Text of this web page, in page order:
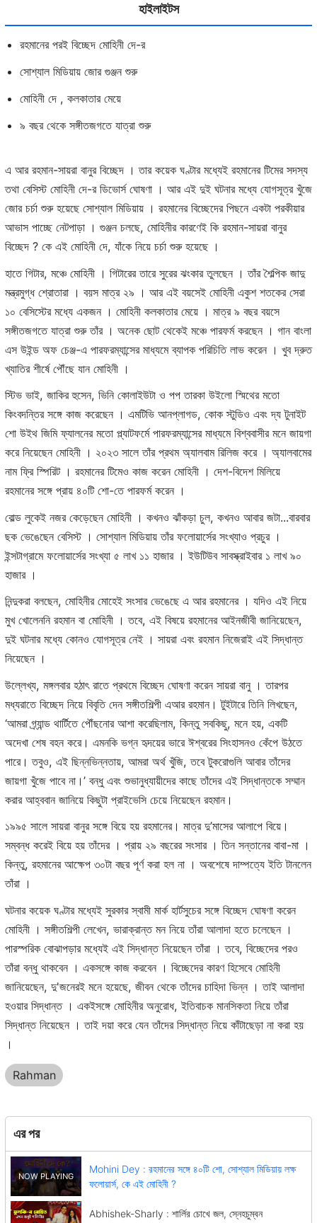
হাইলাইটস
রহমানের পরই বিচ্ছেদ মোহিনী দে-র
সোশ্যাল মিডিয়ায় জোর গুঞ্জন শুরু
মোহিনী দে , কলকাতার মেয়ে
৯ বছর থেকে সঙ্গীতজগতে যাত্রা শুরু
এ আর রহমান-সায়রা বানুর বিচ্ছেদ । তার কয়েক ঘণ্টার মধ্যেই রহমানের টিমের সদস্য
তথা বেসিস্ট মোহিনী দে-র ডিভোর্স ঘোষণা । আর এই দুই ঘটনার মধ্যে যোগসূত্র খুঁজে
জোর চর্চা শুরু হয়েছে সোশ্যাল মিডিয়ায় । রহমানের বিচ্ছেদের পিছনে একটা পরকীয়ার
আভাস পাচ্ছে নেটপাড়া । গুঞ্জন চলছে, মোহিনীর কারণেই কি রহমান-সায়রা বানুর
বিচ্ছেদ ? কে এই মোহিনী দে, যাঁকে নিয়ে চর্চা শুরু হয়েছে ।
হাতে গিটার, মঞ্চে মোহিনী । গিটারের তারে সুরের ঝংকার তুলছেন । তাঁর শৈল্পিক জাদু
মন্ত্রমুগ্ধ শ্রোতারা । বয়স মাত্র ২৯ । আর এই বয়সেই মোহিনী একুশ শতকের সেরা
১০ বেসিস্টের মধ্যে একজন । মোহিনী কলকাতার মেয়ে । মাত্র ৯ বছর বয়সে
সঙ্গীতজগতে যাত্রা শুরু তাঁর । অনেক ছোট থেকেই মঞ্চে পারফর্ম করছেন । গান বাংলা
এস উইন্ড অফ চেঞ্জ-এ পারফরম্যান্সের মাধ্যমে ব্যাপক পরিচিতি লাভ করেন । খুব দ্রুত
খ্যাতির শীর্ষে পৌঁছে যান মোহিনী ।
স্টিভ ভাই, জাকির হুসেন, ভিনি কোলাইউটা ও পপ তারকা উইলো স্মিথের মতো
কিংবদন্তির সঙ্গে কাজ করেছেন । এমটিভি আনপ্লাগড, কোক স্টুডিও এবং দ্য টুনাইট
শো উইথ জিমি ফ্যালনের মতো প্ল্যাটফর্মে পারফরম্যান্সের মাধ্যমে বিশ্ববাসীর মনে জায়গা
করে নিয়েছেন মোহিনী । ২০২৩ সালে তাঁর প্রথম অ্যালবাম রিলিজ করে । অ্যালবামের
নাম ফ্রি স্পিরিট । রহমানের টিমেও কাজ করেন মোহিনী । দেশ-বিদেশ মিলিয়ে
রহমানের সঙ্গে প্রায় ৪০টি শো-তে পারফর্ম করেন ।
বোল্ড লুকেই নজর কেড়েছেন মোহিনী । কখনও ঝাঁকড়া চুল, কখনও আবার জটা...বারবার
ছক ভেঙেছেন বেসিস্ট । সোশ্যাল মিডিয়ায় তাঁর ফলোয়ার্সের সংখ্যাও প্রচুর ।
ইন্সটাগ্রামে ফলোয়ার্সের সংখ্যা ৫ লাখ ১১ হাজার । ইউটিউব সাবস্ক্রাইবার ১ লাখ ৯০
হাজার ।
নিন্দুকরা বলছেন, মোহিনীর মোহেই সংসার ভেঙেছে এ আর রহমানের । যদিও এই নিয়ে
মুখ খোলেননি রহমান বা মোহিনী । তবে, এই বিষয়ে রহমানের আইনজীবী জানিয়েছেন,
দুই ঘটনার মধ্যে কোনও যোগসূত্র নেই । সায়রা এবং রহমান নিজেরাই এই সিদ্ধান্ত
নিয়েছেন ।
উল্লেখ্য, মঙ্গলবার হঠাৎ রাতে প্রথমে বিচ্ছেদ ঘোষণা করেন সায়রা বানু । তারপর
মধ্যরাতে বিচ্ছেদ নিয়ে বিবৃতি দেন সঙ্গীতশিল্পী এআর রহমান। টুইটারে তিনি লিখছেন,
‘আমরা গ্র্যান্ড থার্টিতে পৌঁছনোর আশা করেছিলাম, কিন্তু সবকিছু, মনে হয়, একটি
অদেখা শেষ বহন করে। এমনকি ভগ্ন হৃদয়ের ভারে ঈশ্বরের সিংহাসনও কেঁপে উঠতে
পারে। তবুও, এই ছিন্নভিন্নতায়, আমরা অর্থ খুঁজি, তবে টুকরোগুলি আবার তাঁদের
জায়গা খুঁজে পাবে না।’ বন্ধু এবং শুভানুধ্যায়ীদের কাছে তাঁদের এই সিদ্ধান্তকে সম্মান
করার আহ্ববান জানিয়ে কিছুটা প্রাইভেসি চেয়ে নিয়েছেন রহমান।
১৯৯৫ সালে সায়রা বানুর সঙ্গে বিয়ে হয় রহমানের। মাত্র দু’মাসের আলাপে বিয়ে।
সম্বন্ধ করেই বিয়ে হয় তাঁদের । প্রায় ২৯ বছরের সংসার । তিন সন্তানের বাবা-মা ।
কিন্তু, রহমানের আক্ষেপ ৩০টা বছর পূর্ণ করা হল না । অবশেষে দাম্পত্যে ইতি টানলেন
তাঁরা ।
ঘটনার কয়েক ঘণ্টার মধ্যেই সুরকার স্বামী মার্ক হার্টসুচের সঙ্গে বিচ্ছেদ ঘোষণা করেন
মোহিনী । সঙ্গীতশিল্পী লেখেন, ভারাক্রান্ত মন নিয়ে তাঁরা আলাদা হতে চলেছেন ।
পারস্পরিক বোঝাপড়ার মধ্যেই এই সিদ্ধান্ত নিয়েছেন তাঁরা । তবে, বিচ্ছেদের পরও
তাঁরা বন্ধু থাকবেন । একসঙ্গে কাজ করবেন । বিচ্ছেদের কারণ হিসেবে মোহিনী
জানিয়েছেন, দু'জনেরই মনে হয়েছে, জীবন থেকে তাঁদের চাহিদা ভিন্ন । তাই আলাদা
হওয়ার সিদ্ধান্ত । একইসঙ্গে মোহিনীর অনুরোধ, ইতিবাচক মানসিকতা নিয়ে তাঁরা
সিদ্ধান্ত নিয়েছেন । তাই দয়া করে যেন তাঁদের সিদ্ধান্ত নিয়ে কাঁটাছেড়া না করা হয়
।
Rahman
এর পর
Mohini Dey : রহমানের সঙ্গে ৪০টি শো, সোশ্যাল মিডিয়ায় লক্ষ
ফলোয়ার্স, কে এই মোহিনী ?
Abhishek-Sharly : শার্লির চোখে জল, স্নেহচুম্বন